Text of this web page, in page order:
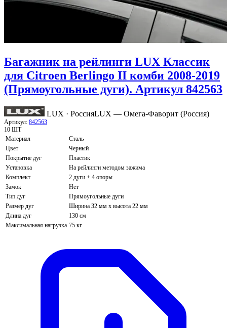
Багажник на рейлинги LUX Классик
для Citroen Berlingo II комби 2008-2019
(Прямоугольные дуги). Артикул 842563
LUX · РоссияLUX — Омега-Фаворит (Россия)
Артикул: 842563
10 ШТ
Материал
Сталь
Цвет
Черный
Покрытие дуг
Пластик
Установка
На рейлинги методом зажима
Комплект
2 дуги + 4 опоры
Замок
Нет
Тип дуг
Прямоугольные дуги
Размер дуг
Ширина 32 мм х высота 22 мм
Длина дуг
130 см
Максимальная нагрузка 75 кг